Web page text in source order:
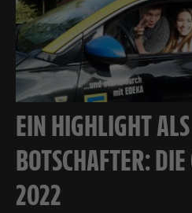
EIN HIGHLIGHT
BOTSCHAFTER:
2022